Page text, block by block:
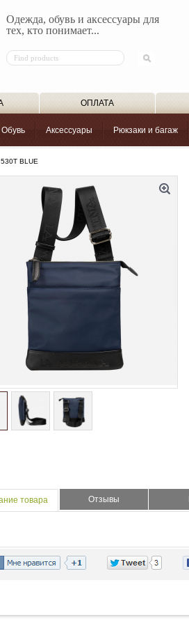
Одежда, обувь и аксессуары для
тех, кто понимает...
ОПЛАТА
Обувь Аксессуары Рюкзаки и багаж
BLUE
товара Отзывы